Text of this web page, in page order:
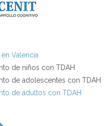
Valencia
de niños con TDAH
de adolescentes con TDAH
de adultos con TDAH